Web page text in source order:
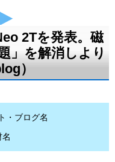
2Tを発表。磁
」を解消しより
）
・ブログ名